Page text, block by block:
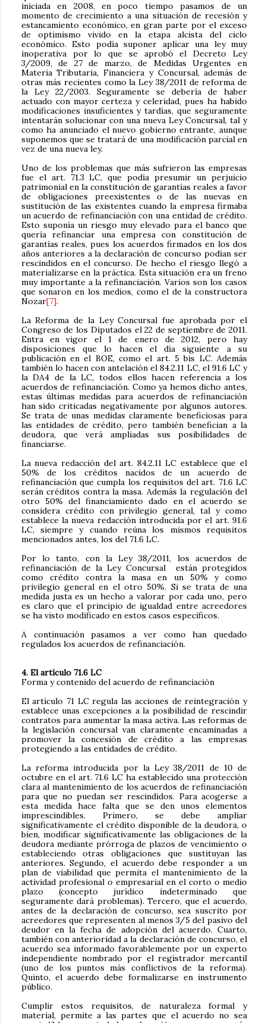
iniciada en 2008, en poco tiempo pasamos de un
momento de crecimiento a una situación de recesión y
estancamiento económico, en gran parte por el exceso
de optimismo vivido en la etapa alcista del ciclo
económico. Esto podía suponer aplicar una ley muy
inoperativa por lo que se aprobó el Decreto Ley
3/2009, de 27 de marzo, de Medidas Urgentes en
Materia Tributaria, Financiera y Concursal, además de
otras más recientes como la Ley 38/2011 de reforma de
la Ley 22/2003. Seguramente se debería de haber
actuado con mayor certeza y celeridad, pues ha habido
modificaciones insuficientes y tardías, que seguramente
intentarán solucionar con una nueva Ley Concursal, tal y
como ha anunciado el nuevo gobierno entrante, aunque
suponemos que se tratará de una modificación parcial en
vez de una nueva ley.
Uno de los problemas que más sufrieron las empresas
fue el art. 71.3 LC, que podía presumir un perjuicio
patrimonial en la constitución de garantías reales a favor
de obligaciones preexistentes o de las nuevas en
sustitución de las existentes cuando la empresa firmaba
un acuerdo de refinanciación con una entidad de crédito.
Esto suponía un riesgo muy elevado para el banco que
quería refinanciar una empresa con constitución de
garantías reales, pues los acuerdos firmados en los dos
años anteriores a la declaración de concurso podían ser
rescindidos en el concurso. De hecho el riesgo llegó a
materializarse en la práctica. Esta situación era un freno
muy importante a la refinanciación. Varios son los casos
que sonaron en los medios, como el de la constructora
Nozar[7].
La Reforma de la Ley Concursal fue aprobada por el
Congreso de los Diputados el 22 de septiembre de 2011.
Entra en vigor el 1 de enero de 2012, pero hay
disposiciones que lo hacen el día siguiente a su
publicación en el BOE, como el art. 5 bis LC. Además
también lo hacen con antelación el 84.2.11 LC, el 91.6 LC y
la DA4 de la LC, todos ellos hacen referencia a los
acuerdos de refinanciación. Como ya hemos dicho antes,
estas últimas medidas para acuerdos de refinanciación
han sido criticadas negativamente por algunos autores.
Se trata de unas medidas claramente beneficiosas para
las entidades de crédito, pero también benefician a la
deudora, que verá ampliadas sus posibilidades de
financiarse.
La nueva redacción del art. 84.2.11 LC establece que el
50% de los créditos nacidos de un acuerdo de
refinanciación que cumpla los requisitos del art. 71.6 LC
serán créditos contra la masa. Además la regulación del
otro 50% del financiamiento dado en el acuerdo se
considera crédito con privilegio general, tal y como
establece la nueva redacción introducida por el art. 91.6
LC, siempre y cuando reúna los mismos requisitos
mencionados antes, los del 71.6 LC.
Por lo tanto, con la Ley 38/2011, los acuerdos de
refinanciación de la Ley Concursal están protegidos
como crédito contra la masa en un 50% y como
privilegio general en el otro 50%. Si se trata de una
medida justa es un hecho a valorar por cada uno, pero
es claro que el principio de igualdad entre acreedores
se ha visto modificado en estos casos específicos.
A continuación pasamos a ver como han quedado
regulados los acuerdos de refinanciación.
4. El artículo 71.6 LC
Forma y contenido del acuerdo de refinanciación
El artículo 71 LC regula las acciones de reintegración y
establece unas excepciones a la posibilidad de rescindir
contratos para aumentar la masa activa. Las reformas de
la legislación concursal van claramente encaminadas a
promover la concesión de crédito a las empresas
protegiendo a las entidades de crédito.
La reforma introducida por la Ley 38/2011 de 10 de
octubre en el art. 71.6 LC ha establecido una protección
clara al mantenimiento de los acuerdos de refinanciación
para que no puedan ser rescindidos. Para acogerse a
esta medida hace falta que se den unos elementos
imprescindibles. Primero, se debe ampliar
significativamente el crédito disponible de la deudora, o
bien, modificar significativamente las obligaciones de la
deudora mediante prórroga de plazos de vencimiento o
estableciendo otras obligaciones que sustituyan las
anteriores. Segundo, el acuerdo debe responder a un
plan de viabilidad que permita el mantenimiento de la
actividad profesional o empresarial en el corto o medio
plazo (concepto jurídico indeterminado que
seguramente dará problemas). Tercero, que el acuerdo,
antes de la declaración de concurso, sea suscrito por
acreedores que representen al menos 3/5 del pasivo del
deudor en la fecha de adopción del acuerdo. Cuarto,
también con anterioridad a la declaración de concurso, el
acuerdo sea informado favorablemente por un experto
independiente nombrado por el registrador mercantil
(uno de los puntos más conflictivos de la reforma).
Quinto, el acuerdo debe formalizarse en instrumento
público.
Cumplir estos requisitos, de naturaleza formal y
material, permite a las partes que el acuerdo no sea